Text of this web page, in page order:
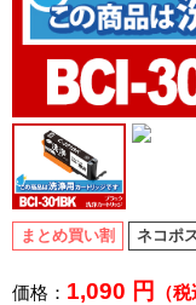
まとめ買い割 ネコポ
価格： 1,090 円 （税